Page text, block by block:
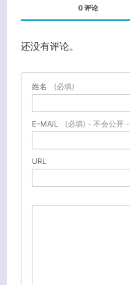
0 评论
还没有评论。
姓名 (必填)
E-MAIL (必填) - 不会公开 -
URL